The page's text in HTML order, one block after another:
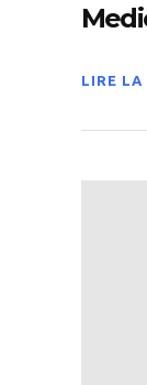
LIRE LA